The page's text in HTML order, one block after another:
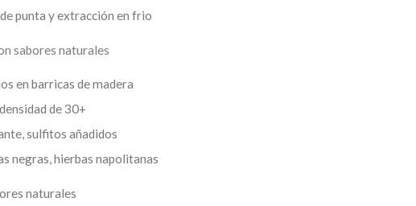
punta y extracción en frio
sabores naturales
en barricas de madera
de 30+
sulfitos añadidos
negras, hierbas napolitanas
naturales